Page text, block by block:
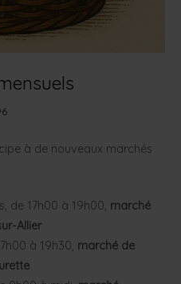
à de nouveaux marchés
de 17h00 à 19h00, marché
Allier
à 19h30, marché de